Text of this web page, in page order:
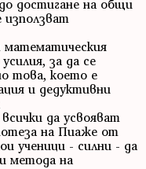
достигане на общи
използват
математическия
за да се
това, което е
и дедуктивни
да усвояват
на Пиаже от
ученици - силни - да
метода на